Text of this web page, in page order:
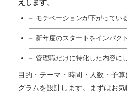
えします。
モチベーションが下がってい
新年度のスタートをインパク
管理職だけに特化した内容に
目的・テーマ・時間・人数・予
グラムを設計します。まずはお気